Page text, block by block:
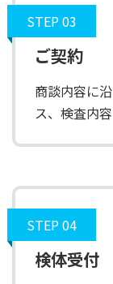
STEP 03
ご契約
商談内容に
ス、検査内
STEP 04
検体受付